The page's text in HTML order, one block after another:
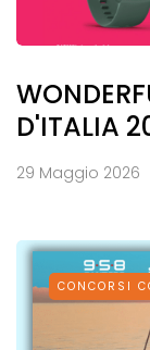
D'ITALIA
29 Maggio 2026
CONCORSI